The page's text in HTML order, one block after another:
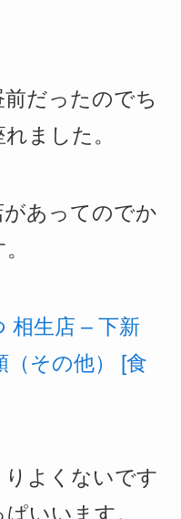
だったのでち
ました。
あってのでか
相生店 – 下新
（その他） [食
よくないです
いいます。